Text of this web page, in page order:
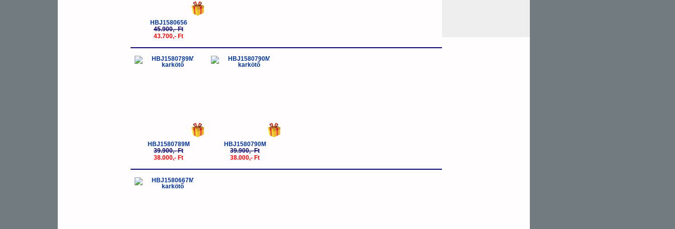
HBJ1580656
45.900,- Ft
43.700,- Ft
-5%
HBJ1580789M
39.900,- Ft
38.000,- Ft
-5%
HBJ1580790M
39.900,- Ft
38.000,- Ft
-5%